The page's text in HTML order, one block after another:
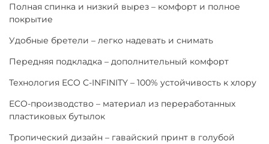
Полная спинка и низкий вырез – комфорт и полное
покрытие
Удобные бретели – легко надевать и снимать
Передняя подкладка – дополнительный комфорт
Технология ECO C-INFINITY – 100% устойчивость к хлору
ECO-производство – материал из переработанных
пластиковых бутылок
Тропический дизайн – гавайский принт в голубой